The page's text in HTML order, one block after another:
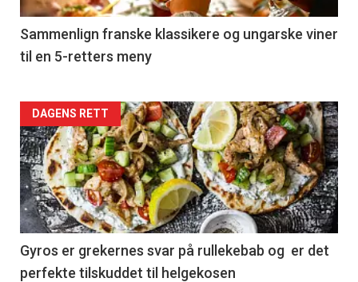
5
Sammenlign franske klassikere og ungarske viner
til en 5-retters meny
Forsiden
akkurat
nå
-
6
DAGENS RETT
Gyros er grekernes svar på rullekebab og er det
perfekte tilskuddet til helgekosen